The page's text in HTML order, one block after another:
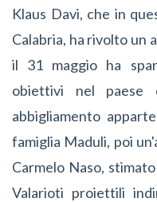
Klaus Davi, che in
Calabria, ha rivolto un
il 31 maggio ha
obiettivi nel paese
abbigliamento
famiglia Maduli, poi
Carmelo Naso,
Valarioti proiettili